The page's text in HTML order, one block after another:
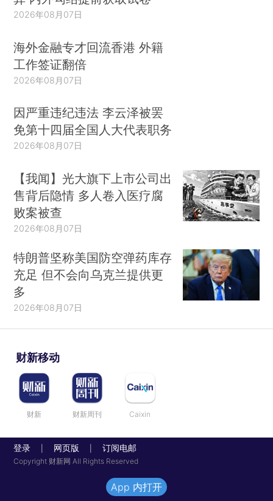
2026年08月07日
海外金融专才回流香港 外籍
工作签证翻倍
2026年08月07日
因严重违纪违法 李云泽被罢
免第十四届全国人大代表职务
2026年08月07日
【我闻】光大旗下上市公司出
售背后隐情 多人卷入医疗腐
败案被查
2026年08月07日
特朗普坚称美国防空弹药库存
充足 但不会向乌克兰提供更
多
2026年08月07日
财新移动
财新 财新周刊 Caixin
登录 网页版 订阅电邮
Copyright 财新网 All Rights Reserved
App 内打开